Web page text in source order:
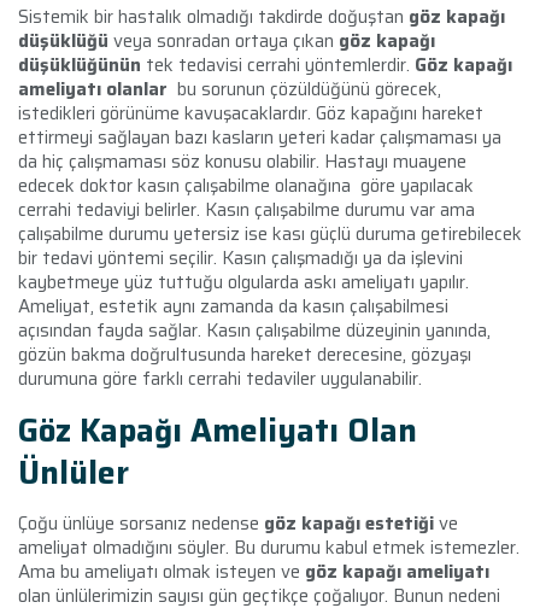
Sistemik bir hastalık olmadığı takdirde doğuştan göz kapağı
düşüklüğü veya sonradan ortaya çıkan göz kapağı
düşüklüğünün tek tedavisi cerrahi yöntemlerdir. Göz kapağı
ameliyatı olanlar bu sorunun çözüldüğünü görecek,
istedikleri görünüme kavuşacaklardır. Göz kapağını hareket
ettirmeyi sağlayan bazı kasların yeteri kadar çalışmaması ya
da hiç çalışmaması söz konusu olabilir. Hastayı muayene
edecek doktor kasın çalışabilme olanağına göre yapılacak
cerrahi tedaviyi belirler. Kasın çalışabilme durumu var ama
çalışabilme durumu yetersiz ise kası güçlü duruma getirebilecek
bir tedavi yöntemi seçilir. Kasın çalışmadığı ya da işlevini
kaybetmeye yüz tuttuğu olgularda askı ameliyatı yapılır.
Ameliyat, estetik aynı zamanda da kasın çalışabilmesi
açısından fayda sağlar. Kasın çalışabilme düzeyinin yanında,
gözün bakma doğrultusunda hareket derecesine, gözyaşı
durumuna göre farklı cerrahi tedaviler uygulanabilir.
Göz Kapağı Ameliyatı Olan
Ünlüler
Çoğu ünlüye sorsanız nedense göz kapağı estetiğive
ameliyat olmadığını söyler. Bu durumu kabul etmek istemezler.
Ama bu ameliyatı olmak isteyen ve göz kapağı ameliyatı
olan ünlülerimizin sayısı gün geçtikçe çoğalıyor. Bunun nedeni